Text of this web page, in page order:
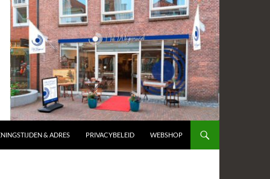
& ADRES PRIVACYBELEID WEBSHOP